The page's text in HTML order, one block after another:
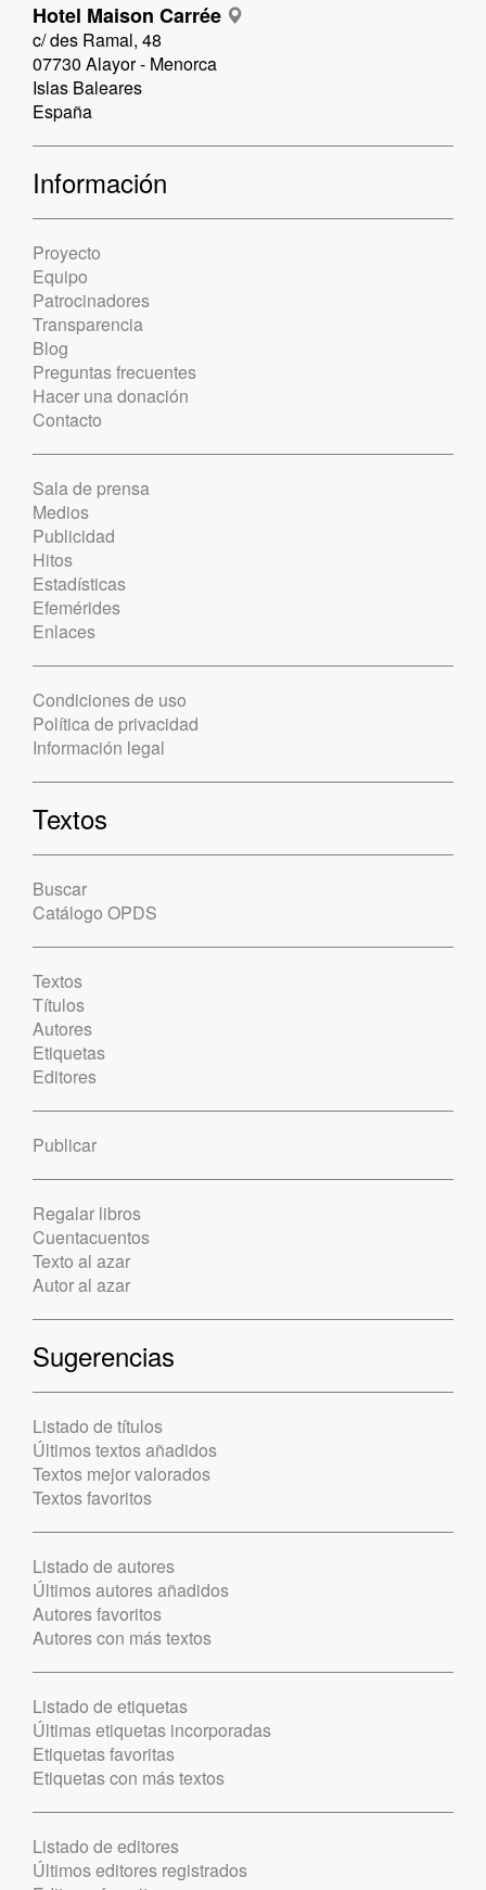
Hotel Maison Carrée
c/ des Ramal, 48
07730 Alayor - Menorca
Islas Baleares
España
Información
Proyecto
Equipo
Patrocinadores
Transparencia
Blog
Preguntas frecuentes
Hacer una donación
Contacto
Sala de prensa
Medios
Publicidad
Hitos
Estadísticas
Efemérides
Enlaces
Condiciones de uso
Política de privacidad
Información legal
Textos
Buscar
Catálogo OPDS
Textos
Títulos
Autores
Etiquetas
Editores
Publicar
Regalar libros
Cuentacuentos
Texto al azar
Autor al azar
Sugerencias
Listado de títulos
Últimos textos añadidos
Textos mejor valorados
Textos favoritos
Listado de autores
Últimos autores añadidos
Autores favoritos
Autores con más textos
Listado de etiquetas
Últimas etiquetas incorporadas
Etiquetas favoritas
Etiquetas con más textos
Listado de editores
Últimos editores registrados